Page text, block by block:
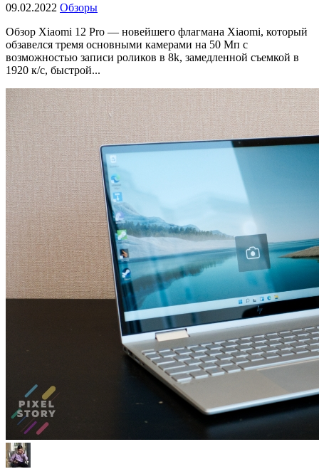
09.02.2022 Обзоры
Обзор Xiaomi 12 Pro — новейшего флагмана Xiaomi, который
обзавелся тремя основными камерами на 50 Мп с
возможностью записи роликов в 8k, замедленной съемкой в
1920 к/с, быстрой...